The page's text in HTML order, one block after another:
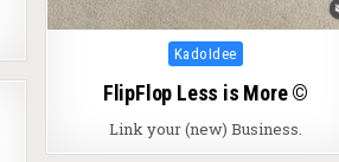
Posted in
KadoIdee
FlipFlop Less is More ©
Link your (new) Business.